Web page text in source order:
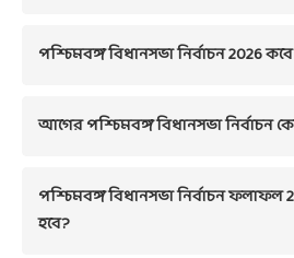
পশ্চিমবঙ্গ বিধানসভা নির্বাচন 2026
আগের পশ্চিমবঙ্গ বিধানসভা নির্বাচন
পশ্চিমবঙ্গ বিধানসভা নির্বাচন ফলাফল
হবে?